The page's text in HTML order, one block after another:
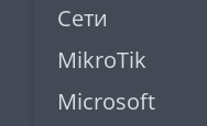
Сети
MikroTik
Microsoft